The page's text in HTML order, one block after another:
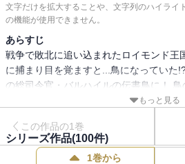
文字だけを拡大することや、文字列のハイライ
の機能が使用できません。
あらすじ
戦争で敗北に追い込まれたロイモンド王
に捕まり目を覚ますと...鳥になっていた
の総司令官・バルハイルの伝書鳥に！
のために手を尽くす彼女だが… 鳥扱いす
もっと見る
この作品の1巻
シリーズ作品(100件)
1巻から